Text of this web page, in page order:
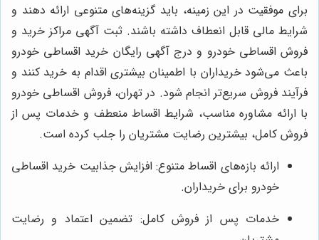
برای موفقیت در این زمینه، باید گزینه‌های متنوعی ارائه دهند و
شرایط مالی قابل انعطاف داشته باشند. ثبت آگهی مراکز خرید و
فروش اقساطی خودرو و درج آگهی رایگان خرید اقساطی خودرو
باعث می‌شود خریداران با اطمینان بیشتری اقدام به خرید کنند و
فرآیند فروش سریع‌تر انجام شود. در تهران، فروش اقساطی خودرو
با ارائه مشاوره مناسب، شرایط اقساط منعطف و خدمات پس از
فروش کامل، بیشترین رضایت مشتریان را جلب کرده است.
ارائه بازه‌های اقساط متنوع: افزایش جذابیت خرید اقساطی
خودرو برای خریداران.
خدمات پس از فروش کامل: تضمین اعتماد و رضایت